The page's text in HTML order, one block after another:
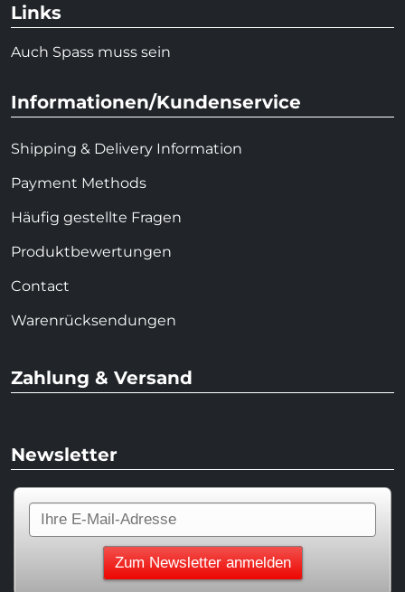
Links
Auch Spass muss sein
Informationen/Kundenservice
Shipping & Delivery Information
Payment Methods
Häufig gestellte Fragen
Produktbewertungen
Contact
Warenrücksendungen
Zahlung & Versand
Newsletter